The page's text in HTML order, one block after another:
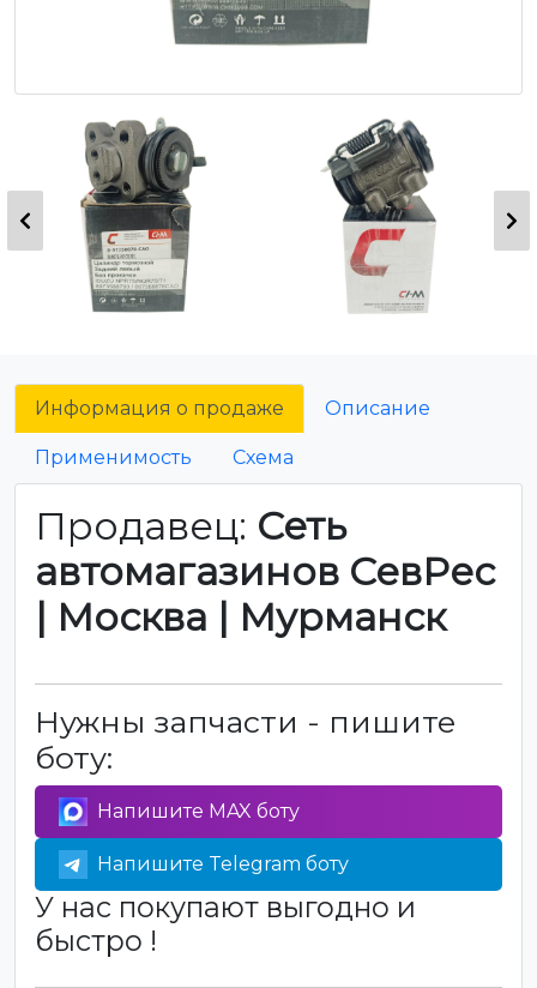
Информация о продаже Описание
Применимость Схема
Продавец: Сеть
автомагазинов СевРес
| Москва | Мурманск
Нужны запчасти - пишите
боту:
Напишите MAX боту
Напишите Telegram боту
У нас покупают выгодно и
быстро !